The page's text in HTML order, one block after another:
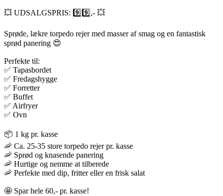
💥 UDSALGSPRIS: 9️⃣9️⃣,- 💥
Sprøde, lækre torpedo rejer med masser af smag og en fantastisk
sprød panering 😍
Perfekte til:
✅ Tapasbordet
✅ Fredagshygge
✅ Forretter
✅ Buffet
✅ Airfryer
✅ Ovn
📦 1 kg pr. kasse
🦐 Ca. 25-35 store torpedo rejer pr. kasse
🦐 Sprød og knasende panering
🦐 Hurtige og nemme at tilberede
🦐 Perfekte med dip, fritter eller en frisk salat
🤩 Spar hele 60,- pr. kasse!